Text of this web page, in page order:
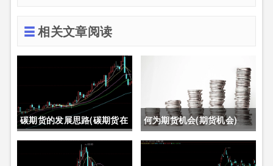
相关文章阅读
碳期货的发展思路(碳期货在
中国的发展)
何为期货机会(期货机会)